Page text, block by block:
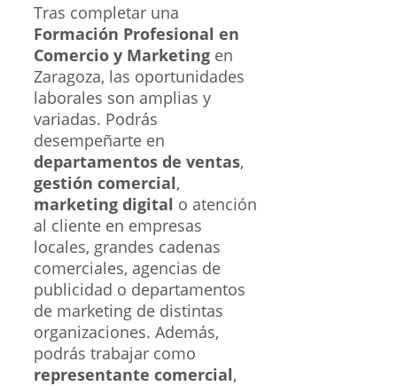
Tras completar una
Formación Profesional en
Comercio y Marketing en
Zaragoza, las oportunidades
laborales son amplias y
variadas. Podrás
desempeñarte en
departamentos de ventas,
gestión comercial,
marketing digital o atención
al cliente en empresas
locales, grandes cadenas
comerciales, agencias de
publicidad o departamentos
de marketing de distintas
organizaciones. Además,
podrás trabajar como
representante comercial,